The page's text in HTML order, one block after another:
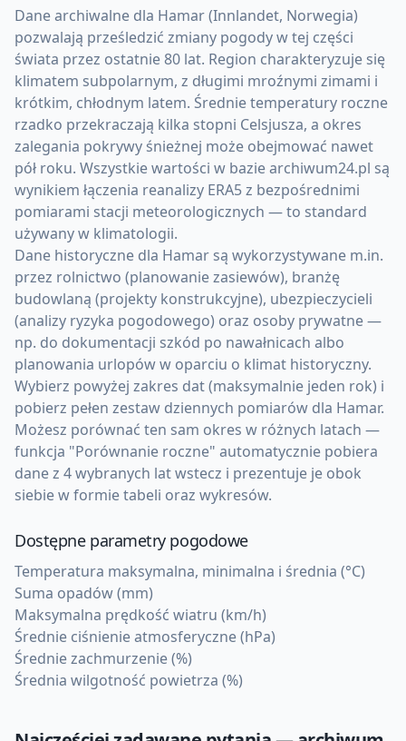
Dane archiwalne dla Hamar (Innlandet, Norwegia)
pozwalają prześledzić zmiany pogody w tej części
świata przez ostatnie 80 lat. Region charakteryzuje się
klimatem subpolarnym, z długimi mroźnymi zimami i
krótkim, chłodnym latem. Średnie temperatury roczne
rzadko przekraczają kilka stopni Celsjusza, a okres
zalegania pokrywy śnieżnej może obejmować nawet
pół roku. Wszystkie wartości w bazie archiwum24.pl są
wynikiem łączenia reanalizy ERA5 z bezpośrednimi
pomiarami stacji meteorologicznych — to standard
używany w klimatologii.
Dane historyczne dla Hamar są wykorzystywane m.in.
przez rolnictwo (planowanie zasiewów), branżę
budowlaną (projekty konstrukcyjne), ubezpieczycieli
(analizy ryzyka pogodowego) oraz osoby prywatne —
np. do dokumentacji szkód po nawałnicach albo
planowania urlopów w oparciu o klimat historyczny.
Wybierz powyżej zakres dat (maksymalnie jeden rok) i
pobierz pełen zestaw dziennych pomiarów dla Hamar.
Możesz porównać ten sam okres w różnych latach —
funkcja "Porównanie roczne" automatycznie pobiera
dane z 4 wybranych lat wstecz i prezentuje je obok
siebie w formie tabeli oraz wykresów.
Dostępne parametry pogodowe
Temperatura maksymalna, minimalna i średnia (°C)
Suma opadów (mm)
Maksymalna prędkość wiatru (km/h)
Średnie ciśnienie atmosferyczne (hPa)
Średnie zachmurzenie (%)
Średnia wilgotność powietrza (%)